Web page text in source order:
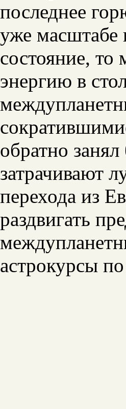
последнее
уже масштабе
состояние,
энергию в
обратно
затрачивают
перехода из
раздвигать
астрокурсы